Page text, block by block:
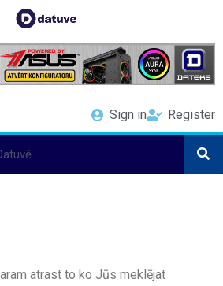
Sign in Register
atrast to ko Jūs meklējat